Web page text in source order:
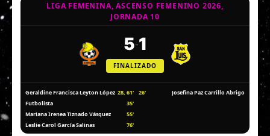
LIGA FEMENINA, ASCENSO FEMENINO 2026,
JORNADA 10
5-1
FINALIZADO
Geraldine Francisca Leyton López 28, 61'
Futbolista
35'
Mariana Irenea Tiznado Vásquez
55'
Leslie Carol García Salinas
76'
26' Josefina Paz Carrillo Abrigo